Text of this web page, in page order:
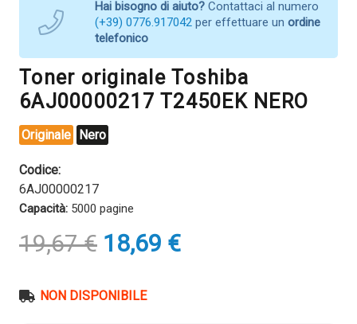
Hai bisogno di aiuto? Contattaci al numero
(+39) 0776.917042 per effettuare un ordine
telefonico
Toner originale Toshiba
6AJ00000217 T2450EK NERO
Originale Nero
Codice:
6AJ00000217
Capacità: 5000 pagine
19,67€ Il
prezzo
era:
18,69 €Il
prezzo
NON DISPONIBILE